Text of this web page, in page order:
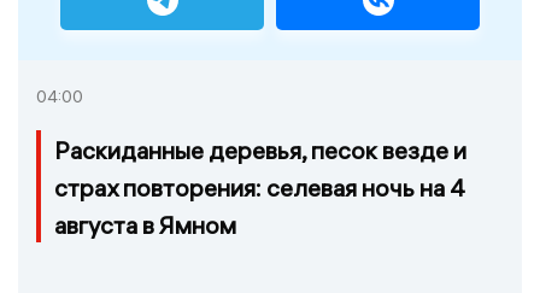
04:00
Раскиданные деревья, песок везде и
страх повторения: селевая ночь на 4
августа в Ямном